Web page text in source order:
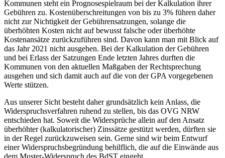
Kommunen steht ein Prognosespielraum bei der Kalkulation ihrer
Gebühren zu. Kostenüberschreitungen von bis zu 3% führen daher
nicht zur Nichtigkeit der Gebührensatzungen, solange die
überhöhten Kosten nicht auf bewusst falsche oder überhöhte
Kostenansätze zurückzuführen sind. Davon kann man mit Blick auf
das Jahr 2021 nicht ausgehen. Bei der Kalkulation der Gebühren
und bei Erlass der Satzungen Ende letzten Jahres durften die
Kommunen von den aktuellen Maßgaben der Rechtsprechung
ausgehen und sich damit auch auf die von der GPA vorgegebenen
Werte stützen.
Aus unserer Sicht besteht daher grundsätzlich kein Anlass, die
Widerspruchsverfahren ruhend zu stellen, bis das OVG NRW
entschieden hat. Soweit die Widersprüche allein auf den Ansatz
überhöhter (kalkulatorischer) Zinssätze gestützt werden, dürften sie
in der Regel zurückzuweisen sein. Gerne sind wir beim Entwurf
einer Widerspruchsbegründung behilflich, die auf die Einwände aus